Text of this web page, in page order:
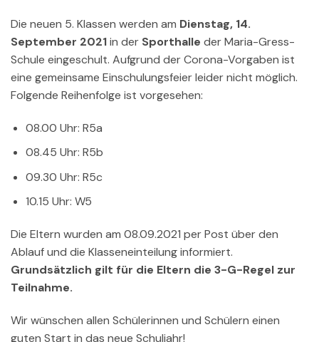
Die neuen 5. Klassen werden am Dienstag, 14.
September 2021in der Sporthalle der Maria-Gress-
Schule eingeschult. Aufgrund der Corona-Vorgaben ist
eine gemeinsame Einschulungsfeier leider nicht möglich.
Folgende Reihenfolge ist vorgesehen:
08.00 Uhr: R5a
08.45 Uhr: R5b
09.30 Uhr: R5c
10.15 Uhr: W5
Die Eltern wurden am 08.09.2021 per Post über den
Ablauf und die Klasseneinteilung informiert.
Grundsätzlich gilt für die Eltern die 3-G-Regel zur
Teilnahme.
Wir wünschen allen Schülerinnen und Schülern einen
guten Start in das neue Schuljahr!